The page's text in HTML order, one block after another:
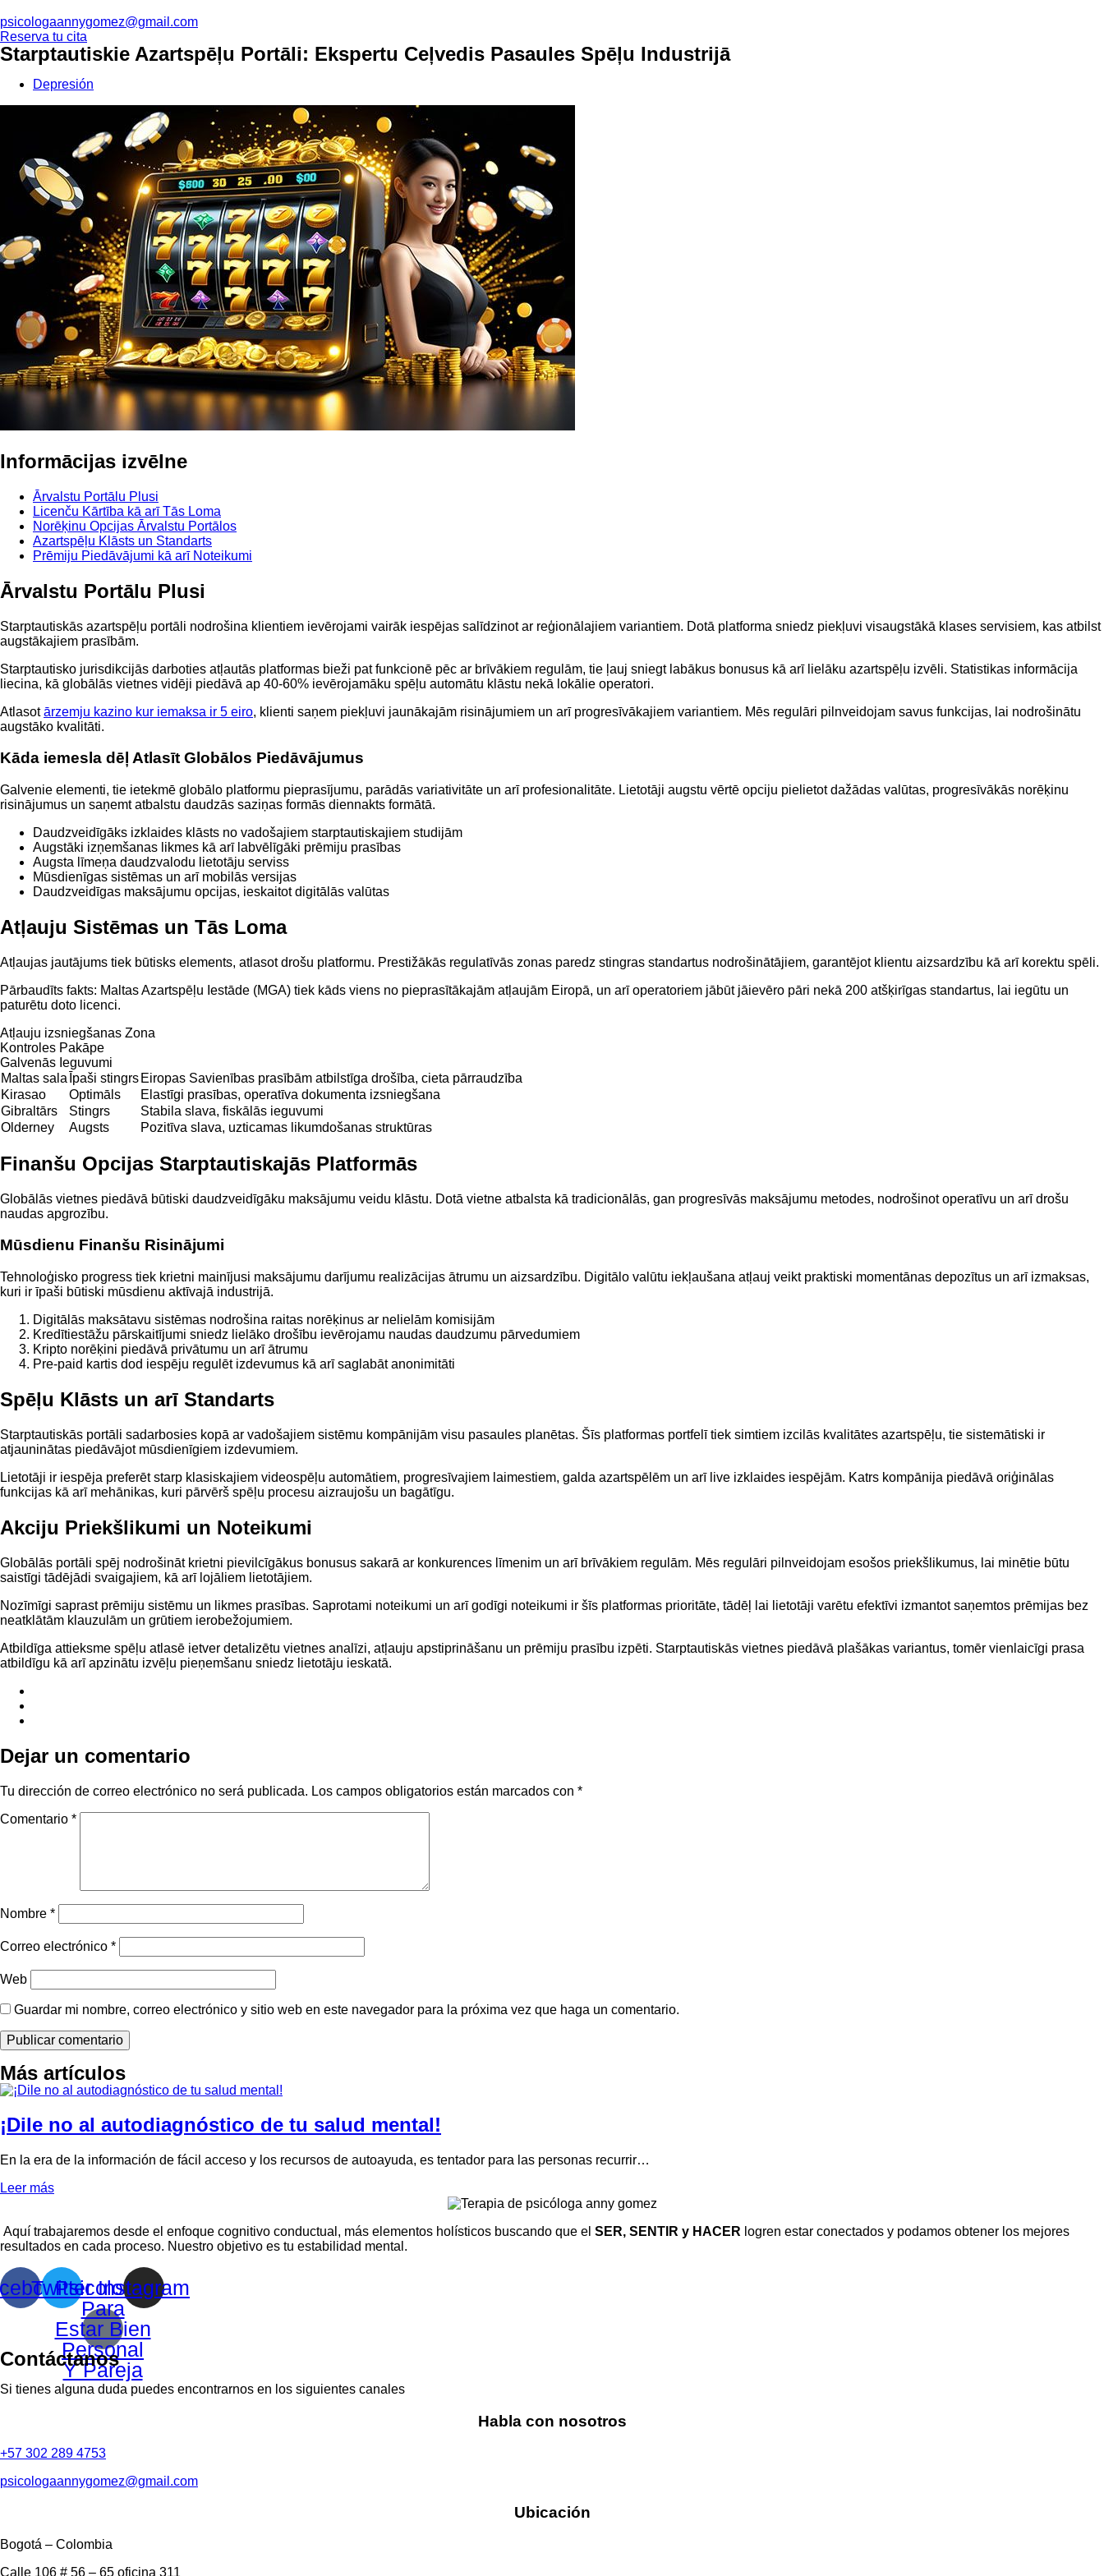
psicologaannygomez@gmail.com
Reserva tu cita
Starptautiskie Azartspēļu Portāli: Ekspertu Ceļvedis Pasaules Spēļu Industrijā
Depresión
Informācijas izvēlne
Ārvalstu Portālu Plusi
Licenču Kārtība kā arī Tās Loma
Norēķinu Opcijas Ārvalstu Portālos
Azartspēļu Klāsts un Standarts
Prēmiju Piedāvājumi kā arī Noteikumi
Ārvalstu Portālu Plusi
Starptautiskās azartspēļu portāli nodrošina klientiem ievērojami vairāk iespējas salīdzinot ar reģionālajiem variantiem. Dotā platforma sniedz piekļuvi visaugstākā klases servisiem, kas atbilst
augstākajiem prasībām.
Starptautisko jurisdikcijās darboties atļautās platformas bieži pat funkcionē pēc ar brīvākiem regulām, tie ļauj sniegt labākus bonusus kā arī lielāku azartspēļu izvēli. Statistikas informācija
liecina, kā globālās vietnes vidēji piedāvā ap 40-60% ievērojamāku spēļu automātu klāstu nekā lokālie operatori.
Atlasotārzemju kazino kur iemaksa ir 5 eiro, klienti saņem piekļuvi jaunākajām risinājumiem un arī progresīvākajiem variantiem. Mēs regulāri pilnveidojam savus funkcijas, lai nodrošinātu
augstāko kvalitāti.
Kāda iemesla dēļ Atlasīt Globālos Piedāvājumus
Galvenie elementi, tie ietekmē globālo platformu pieprasījumu, parādās variativitāte un arī profesionalitāte. Lietotāji augstu vērtē opciju pielietot dažādas valūtas, progresīvākās norēķinu
risinājumus un saņemt atbalstu daudzās saziņas formās diennakts formātā.
Daudzveidīgāks izklaides klāsts no vadošajiem starptautiskajiem studijām
Augstāki izņemšanas likmes kā arī labvēlīgāki prēmiju prasības
Augsta līmeņa daudzvalodu lietotāju serviss
Mūsdienīgas sistēmas un arī mobilās versijas
Daudzveidīgas maksājumu opcijas, ieskaitot digitālās valūtas
Atļauju Sistēmas un Tās Loma
Atļaujas jautājums tiek būtisks elements, atlasot drošu platformu. Prestižākās regulatīvās zonas paredz stingras standartus nodrošinātājiem, garantējot klientu aizsardzību kā arī korektu spēli.
Pārbaudīts fakts: Maltas Azartspēļu Iestāde (MGA) tiek kāds viens no pieprasītākajām atļaujām Eiropā, un arī operatoriem jābūt jāievēro pāri nekā 200 atšķirīgas standartus, lai iegūtu un
paturētu doto licenci.
Atļauju izsniegšanas Zona
Kontroles Pakāpe
Galvenās Ieguvumi
Maltas sala Īpaši stingrs Eiropas Savienības prasībām atbilstīga drošība, cieta pārraudzība
Kirasao
Optimāls
Elastīgi prasības, operatīva dokumenta izsniegšana
Gibraltārs
Stingrs
Stabila slava, fiskālās ieguvumi
Olderney
Augsts Pozitīva slava, uzticamas likumdošanas struktūras
Finanšu Opcijas Starptautiskajās Platformās
Globālās vietnes piedāvā būtiski daudzveidīgāku maksājumu veidu klāstu. Dotā vietne atbalsta kā tradicionālās, gan progresīvās maksājumu metodes, nodrošinot operatīvu un arī drošu
naudas apgrozību.
Mūsdienu Finanšu Risinājumi
Tehnoloģisko progress tiek krietni mainījusi maksājumu darījumu realizācijas ātrumu un aizsardzību. Digitālo valūtu iekļaušana atļauj veikt praktiski momentānas depozītus un arī izmaksas,
kuri ir īpaši būtiski mūsdienu aktīvajā industrijā.
Digitālās maksātavu sistēmas nodrošina raitas norēķinus ar nelielām komisijām
Kredītiestāžu pārskaitījumi sniedz lielāko drošību ievērojamu naudas daudzumu pārvedumiem
Kripto norēķini piedāvā privātumu un arī ātrumu
Pre-paid kartis dod iespēju regulēt izdevumus kā arī saglabāt anonimitāti
Spēļu Klāsts un arī Standarts
Starptautiskās portāli sadarbosies kopā ar vadošajiem sistēmu kompānijām visu pasaules planētas. Šīs platformas portfelī tiek simtiem izcilās kvalitātes azartspēļu, tie sistemātiski ir
atjauninātas piedāvājot mūsdienīgiem izdevumiem.
Lietotāji ir iespēja preferēt starp klasiskajiem videospēļu automātiem, progresīvajiem laimestiem, galda azartspēlēm un arī live izklaides iespējām. Katrs kompānija piedāvā oriģinālas
funkcijas kā arī mehānikas, kuri pārvērš spēļu procesu aizraujošu un bagātīgu.
Akciju Priekšlikumi un Noteikumi
Globālās portāli spēj nodrošināt krietni pievilcīgākus bonusus sakarā ar konkurences līmenim un arī brīvākiem regulām. Mēs regulāri pilnveidojam esošos priekšlikumus, lai minētie būtu
saistīgi tādējādi svaigajiem, kā arī lojāliem lietotājiem.
Nozīmīgi saprast prēmiju sistēmu un likmes prasības. Saprotami noteikumi un arī godīgi noteikumi ir šīs platformas prioritāte, tādēļ lai lietotāji varētu efektīvi izmantot saņemtos prēmijas bez
neatklātām klauzulām un grūtiem ierobežojumiem.
Atbildīga attieksme spēļu atlasē ietver detalizētu vietnes analīzi, atļauju apstiprināšanu un prēmiju prasību izpēti. Starptautiskās vietnes piedāvā plašākas variantus, tomēr vienlaicīgi prasa
atbildīgu kā arī apzinātu izvēļu pieņemšanu sniedz lietotāju ieskatā.
Dejar un comentario
Tu dirección de correo electrónico no será publicada. Los campos obligatorios están marcados con *
Comentario *
Nombre *
Correo electrónico *
Web
Guardar mi nombre, correo electrónico y sitio web en este navegador para la próxima vez que haga un comentario.
Más artículos
¡Dile no al autodiagnóstico de tu salud mental!
En la era de la información de fácil acceso y los recursos de autoayuda, es tentador para las personas recurrir…
Leer más
Aquí trabajaremos desde el enfoque cognitivo conductual, más elementos holísticos buscando que el SER, SENTIR y HACER logren estar conectados y podamos obtener los mejores
resultados en cada proceso. Nuestro objetivo es tu estabilidad mental.
Twitter
Psicologia
Para
Estar Bien
Personal
Y Pareja
Instagram
Contáctanos
Si tienes alguna duda puedes encontrarnos en los siguientes canales
Habla con nosotros
+57 302 289 4753
psicologaannygomez@gmail.com
Ubicación
Bogotá – Colombia
Calle 106 # 56 – 65 oficina 311